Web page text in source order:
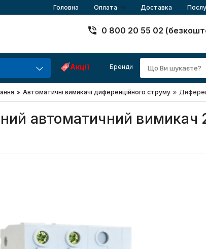
Головна Оплата Доставка
0 800 20 55 02
Акції Бренди
Автоматичні вимикачі диференційного струму
автоматичний